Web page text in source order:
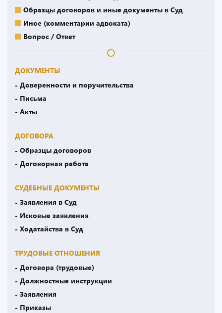
Образцы договоров и иные документы в Суд
Иное (комментарии адвоката)
Вопрос / Ответ
ДОКУМЕНТЫ
- Доверенности и поручительства
- Письма
- Акты
ДОГОВОРА
- Образцы договоров
- Договорная работа
СУДЕБНЫЕ ДОКУМЕНТЫ
- Заявления в Суд
- Исковые заявления
- Ходатайства в Суд
ТРУДОВЫЕ ОТНОШЕНИЯ
- Договора (трудовые)
- Должностные инструкции
- Заявления
- Приказы